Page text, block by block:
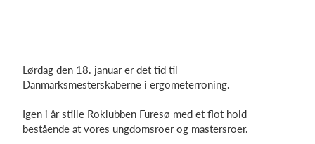
Billetsystem
Hvad koster det?
Lørdag den 18. januar er det tid til
Danmarksmesterskaberne i ergometerroning.
Igen i år stille Roklubben Furesø med et flot hold
bestående at vores ungdomsroer og mastersroer.